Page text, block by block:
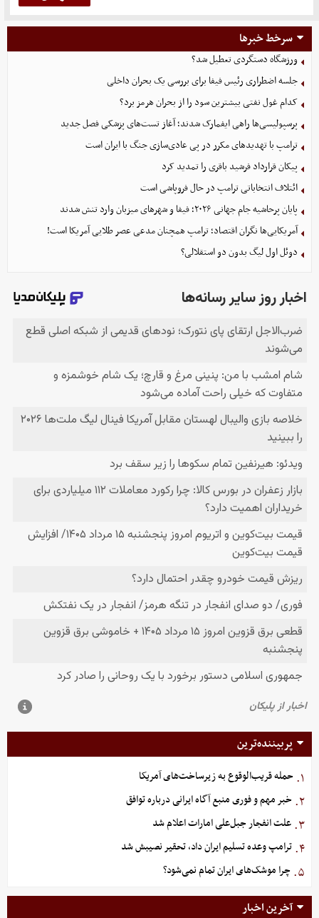
سرخط خبرها
ورزشگاه دستگردی تعطیل شد؟
جلسه اضطراری رئیس فیفا برای بررسی یک بحران داخلی
کدام غول نفتی بیشترین سود را از بحران هرمز برد؟
پرسپولیسی‌ها راهی ایفمارک شدند؛ آغاز تست‌های پزشکی فصل جدید
ترامپ با تهدیدهای مکرر در پی عادی‌سازی جنگ با ایران است
پیکان قرارداد فرشید باقری را تمدید کرد
ائتلاف انتخاباتی ترامپ در حال فروپاشی است
پایان پرحاشیه جام جهانی ۲۰۲۶؛ فیفا و شهرهای میزبان وارد تنش شدند
آمریکایی‌ها نگران اقتصاد؛ ترامپ همچنان مدعی عصر طلایی آمریکا است!
دوئل اول لیگ بدون دو استقلالی؟
پربیننده‌ترین
۱. حمله قریب‌الوقوع به زیرساخت‌های آمریکا
۲. خبر مهم و فوری منبع آگاه ایرانی درباره توافق
۳. علت انفجار جبل‌علی امارات اعلام شد
۴. ترامپ وعده تسلیم ایران داد، تحقیر نصیبش شد
۵. چرا موشک‌های ایران تمام نمی‌شود؟
آخرین اخبار